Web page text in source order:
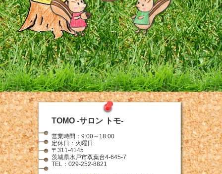
TOMO -サロン トモ-
営業時間：9:00～18:00
定休日：火曜日
〒311-4145
茨城県水戸市双葉台4-645-7
TEL：029-252-8821